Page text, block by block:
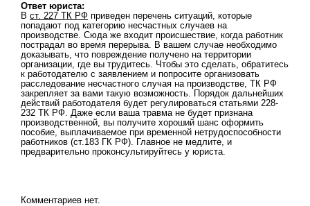
Ответ юриста:
В ст. 227 ТК РФ приведен перечень ситуаций, которые
попадают под категорию несчастных случаев на
производстве. Сюда же входит происшествие, когда работник
пострадал во время перерыва. В вашем случае необходимо
доказывать, что повреждение получено на территории
организации, где вы трудитесь. Чтобы это сделать, обратитесь
к работодателю с заявлением и попросите организовать
расследование несчастного случая на производстве, ТК РФ
закрепляет за вами такую возможность. Порядок дальнейших
действий работодателя будет регулироваться статьями 228-
232 ТК РФ. Даже если ваша травма не будет признана
производственной, вы получите хороший шанс оформить
пособие, выплачиваемое при временной нетрудоспособности
работников (ст.183 ГК РФ). Главное не медлите, и
предварительно проконсультируйтесь у юриста.
Комментариев нет.